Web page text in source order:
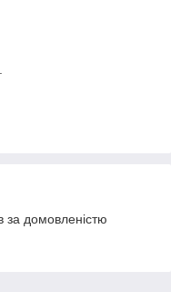
за домовленістю